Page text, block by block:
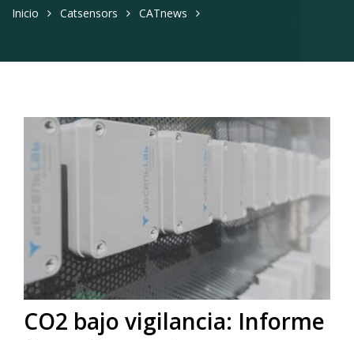
Inicio Catsensors CATnews
CO2 bajo vigilancia: Informe